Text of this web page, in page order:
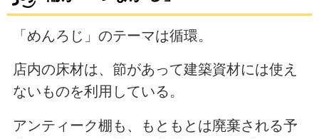
「めんろじ」のテーマは循環。
店内の床材は、節があって建築資材には使え
ないものを利用している。
アンティーク棚も、もともとは廃棄される予